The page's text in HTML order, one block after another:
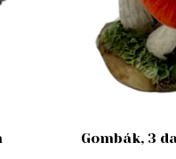
Gombák, 3